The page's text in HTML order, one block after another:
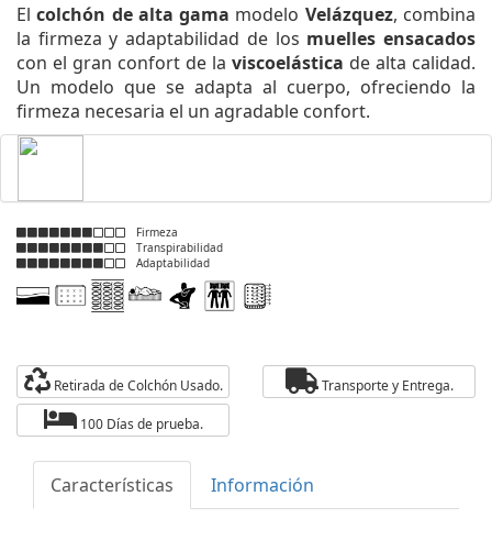
Elcolchón de alta gama modelo Velázquez, combina
la firmeza y adaptabilidad de los muelles ensacados
con el gran confort de la viscoelástica de alta calidad.
Un modelo que se adapta al cuerpo, ofreciendo la
firmeza necesaria el un agradable confort.
Firmeza
Transpirabilidad
Adaptabilidad
Retirada de Colchón Usado. Transporte y Entrega.
100 Días de prueba.
Características Información